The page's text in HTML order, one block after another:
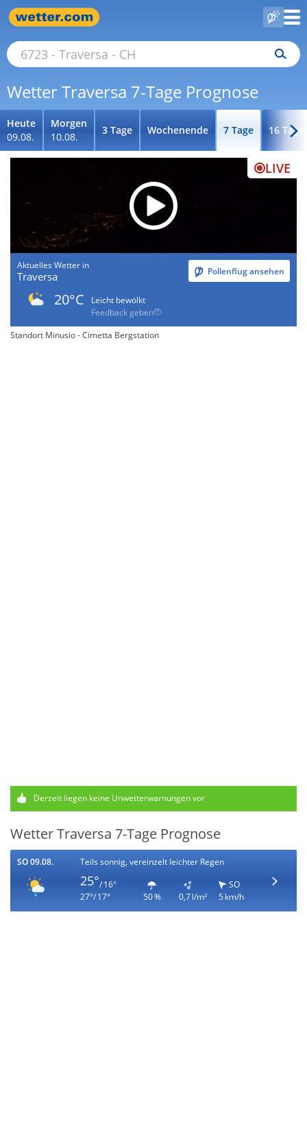
Wetter Traversa 7-Tage Prognose
Heute
09.08.
Morgen
10.08.
3 Tage Wochenende 7 Tage 16 Tage
LIVE
Aktuelles Wetter in
Traversa Pollenflug ansehen
20°C
Leicht bewölkt
Feedback geben
Standort Minusio - Cimetta Bergstation
Derzeit liegen keine Unwetterwarnungen vor
Wetter Traversa 7-Tage Prognose
SO 09.08. Teils sonnig, vereinzelt leichter Regen
25°/ 16°
27°/ 17°
50 % 0,7 l/m²
SO
5 km/h